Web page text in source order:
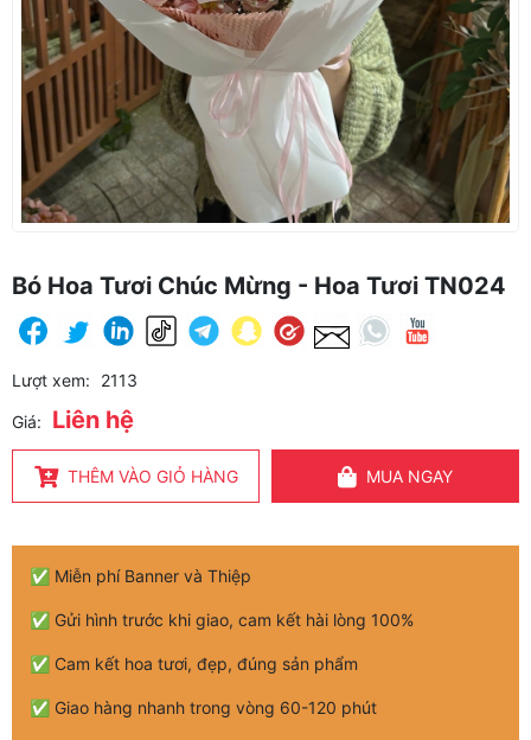
Bó Hoa Tươi Chúc Mừng - Hoa Tươi TN024
Lượt xem: 2113
Giá: Liên hệ
THÊM VÀO GIỎ HÀNG MUA NGAY
✅ Miễn phí Banner và Thiệp
✅ Gửi hình trước khi giao, cam kết hài lòng 100%
✅ Cam kết hoa tươi, đẹp, đúng sản phẩm
✅ Giao hàng nhanh trong vòng 60-120 phút